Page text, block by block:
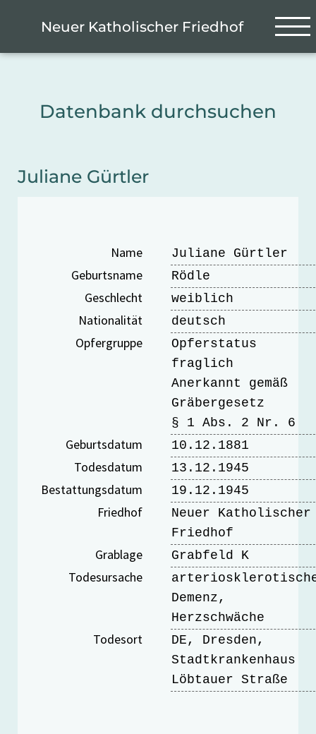
Neuer Katholischer Friedhof
Datenbank durchsuchen
Juliane Gürtler
Name Juliane Gürtler
Geburtsname Rödle
Geschlecht weiblich
Nationalität deutsch
Opfergruppe
Opferstatus
fraglich
Anerkannt gemäß
Gräbergesetz
§ 1 Abs. 2 Nr. 6
Geburtsdatum 10.12.1881
Todesdatum 13.12.1945
Bestattungsdatum 19.12.1945
Friedhof
Neuer Katholischer
Friedhof
Grablage Grabfeld K
Todesursache
Demenz,
Herzschwäche
Todesort
DE, Dresden,
Stadtkrankenhaus
Löbtauer Straße